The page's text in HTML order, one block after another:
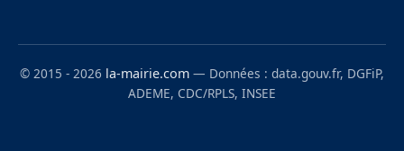
© 2015 - 2026 la-mairie.com — Données : data.gouv.fr, DGFiP,
ADEME, CDC/RPLS, INSEE